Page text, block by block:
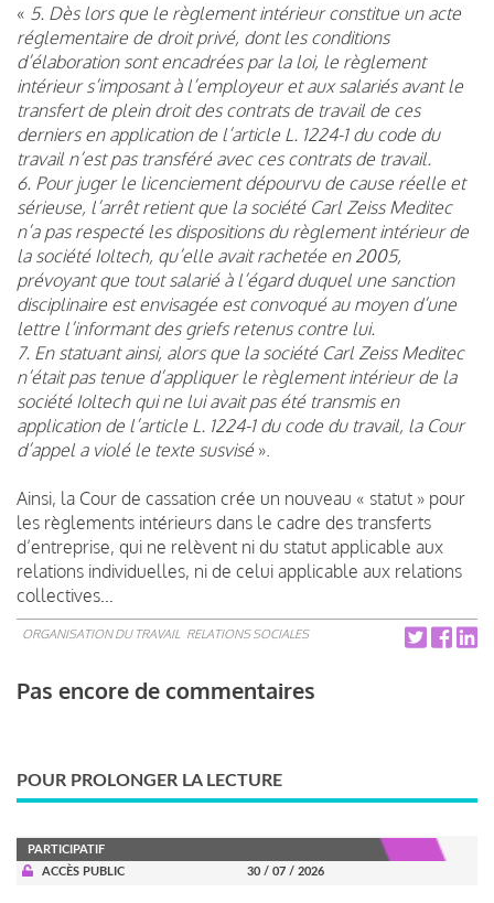
« 5. Dès lors que le règlement intérieur constitue un acte
réglementaire de droit privé, dont les conditions
d’élaboration sont encadrées par la loi, le règlement
intérieur s’imposant à l’employeur et aux salariés avant le
transfert de plein droit des contrats de travail de ces
derniers en application de l’article L. 1224-1 du code du
travail n’est pas transféré avec ces contrats de travail.
6. Pour juger le licenciement dépourvu de cause réelle et
sérieuse, l’arrêt retient que la société Carl Zeiss Meditec
n’a pas respecté les dispositions du règlement intérieur de
la société Ioltech, qu’elle avait rachetée en 2005,
prévoyant que tout salarié à l’égard duquel une sanction
disciplinaire est envisagée est convoqué au moyen d’une
lettre l’informant des griefs retenus contre lui.
7. En statuant ainsi, alors que la société Carl Zeiss Meditec
n’était pas tenue d’appliquer le règlement intérieur de la
société Ioltech qui ne lui avait pas été transmis en
application de l’article L. 1224-1 du code du travail, la Cour
d’appel a violé le texte susvisé».
Ainsi, la Cour de cassation crée un nouveau « statut » pour
les règlements intérieurs dans le cadre des transferts
d’entreprise, qui ne relèvent ni du statut applicable aux
relations individuelles, ni de celui applicable aux relations
collectives…
ORGANISATION DU TRAVAIL RELATIONS SOCIALES
Pas encore de commentaires
POUR PROLONGER LA LECTURE
PARTICIPATIF
ACCÈS PUBLIC
30 / 07 / 2026